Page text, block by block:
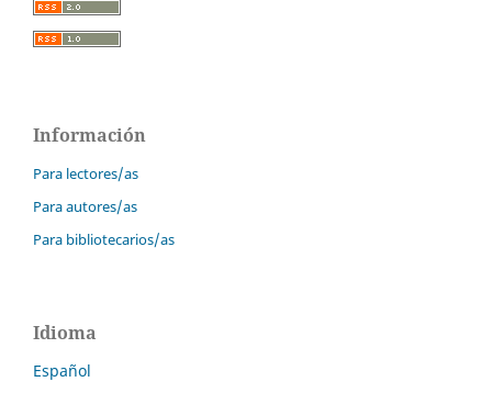
Información
Para lectores/as
Para autores/as
Para bibliotecarios/as
Idioma
Español